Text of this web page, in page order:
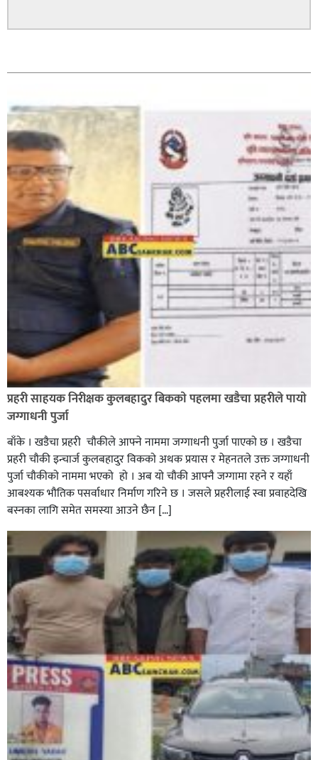
भिक्षा मागेर कारमा घुम्ने बाबाहरूलाई दाङ प्रहरीले पक्राउ,भारत
फर्कने सर्तमा रिहा,
रौतहटमा १२ हजार लिटर पेट्रोल बोकेको ट्यांकर दुर्घटनापछि
आगलागी सडक अबरुद्ध,
घोराहीको समृद्धिका लागि वडा–वडामा विशेष अभियान सञ्चालन
हुने,
प्रहरी साहयक निरीक्षक कुलबहादुर बिककाे पहलमा खडैचा प्रहरीले पायाे
जग्गाधनी पुर्जा
बाँके । खडैचा प्रहरी चाैकीले आफ्ने नाममा जग्गाधनी पुर्जा पाएकाे छ । खडैचा
प्रहरी चाैकी इन्चार्ज कुलबहादुर विककाे अथक प्रयास र मेहनतले उक्त जग्गाधनी
पुर्जा चाैकीकाे नाममा भएको हाे । अब याे चाैकी आफ्नै जग्गामा रहने र यहाँ
आबश्यक भाैतिक पसर्वाधार निर्माण गरिने छ । जसले प्रहरीलाई स्वा प्रवाहदेखि
बस्नका लागि समेत समस्या आउने छैन […]